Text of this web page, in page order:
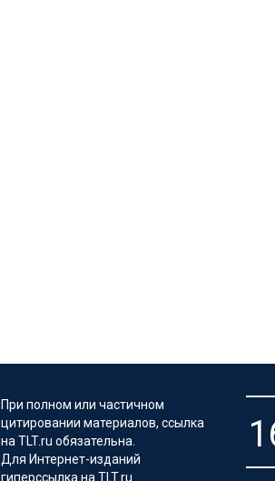
При полном или частичном
цитировании материалов, ссылка
на TLT.ru обязательна.
Для Интернет-изданий
гиперссылка на TLT.ru